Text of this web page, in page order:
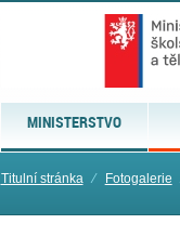
MINISTERSTVO
Titulní stránka ⁄ Fotogalerie